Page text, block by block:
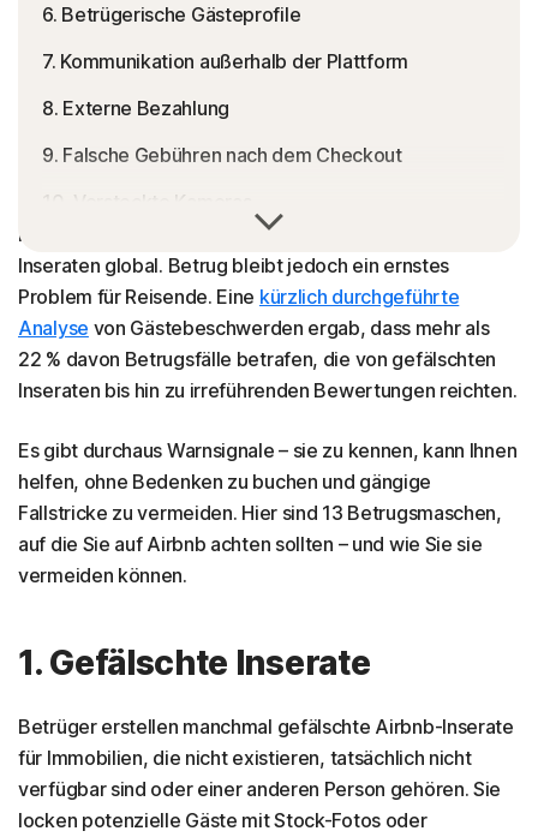
6. Betrügerische Gästeprofile
7. Kommunikation außerhalb der Plattform
8. Externe Bezahlung
9. Falsche Gebühren nach dem Checkout
10. Versteckte Kameras
12. Unrealistische Preisangaben
13. Nicht registrierte Unterkünfte
So schützen Sie sich vor Airbnb-Betrug
Schutz vor Betrug – auch über Airbnb hinaus
Airbnb ist eine der größten Plattformen für
Kurzzeitvermietungen weltweit mit über 6 Millionen
Inseraten global. Betrug bleibt jedoch ein ernstes
Problem für Reisende. Eine kürzlich durchgeführte
Analyse von Gästebeschwerden ergab, dass mehr als
22 % davon Betrugsfälle betrafen, die von gefälschten
Inseraten bis hin zu irreführenden Bewertungen reichten.
Es gibt durchaus Warnsignale – sie zu kennen, kann Ihnen
helfen, ohne Bedenken zu buchen und gängige
Fallstricke zu vermeiden. Hier sind 13 Betrugsmaschen,
auf die Sie auf Airbnb achten sollten – und wie Sie sie
vermeiden können.
1. Gefälschte Inserate
Betrüger erstellen manchmal gefälschte Airbnb-Inserate
für Immobilien, die nicht existieren, tatsächlich nicht
verfügbar sind oder einer anderen Person gehören. Sie
locken potenzielle Gäste mit Stock-Fotos oder